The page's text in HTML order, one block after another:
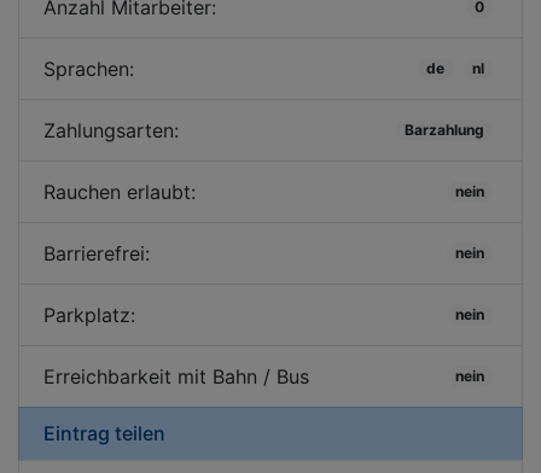
Anzahl Mitarbeiter: 0
Sprachen: de nl
Zahlungsarten: Barzahlung
Rauchen erlaubt: nein
Barrierefrei: nein
Parkplatz: nein
Erreichbarkeit mit Bahn / Bus nein
Eintrag teilen